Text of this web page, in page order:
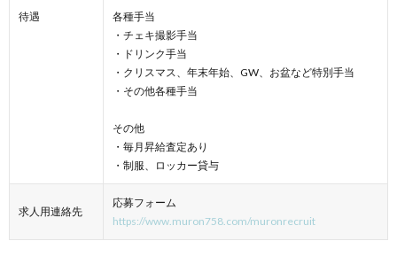
待遇
各種手当
・チェキ撮影手当
・ドリンク手当
・クリスマス、年末年始、GW、お盆など特別手当
・その他各種手当
その他
・毎月昇給査定あり
・制服、ロッカー貸与
求人用連絡先
応募フォーム
https://www.muron758.com/muronrecruit